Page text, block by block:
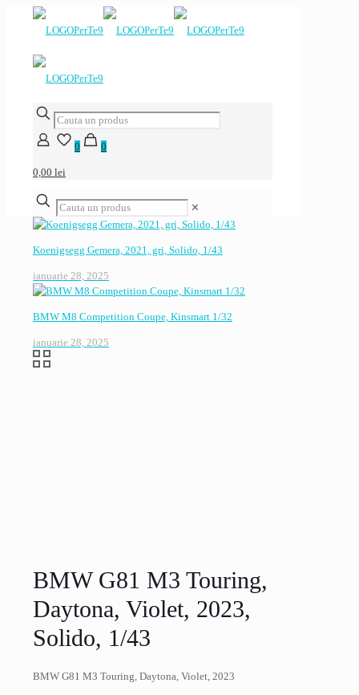
0 0
0,00 lei
✕
Koenigsegg Gemera, 2021, gri, Solido, 1/43
ianuarie 28, 2025
BMW M8 Competition Coupe, Kinsmart 1/32
ianuarie 28, 2025
BMW G81 M3 Touring,
Daytona, Violet, 2023,
Solido, 1/43
BMW G81 M3 Touring, Daytona, Violet, 2023